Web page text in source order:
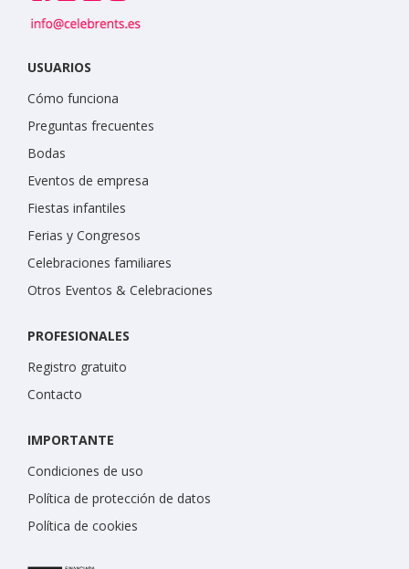
USUARIOS
Cómo funciona
Preguntas frecuentes
Bodas
Eventos de empresa
Fiestas infantiles
Ferias y Congresos
Celebraciones familiares
Otros Eventos & Celebraciones
PROFESIONALES
Registro gratuito
Contacto
IMPORTANTE
Condiciones de uso
Política de protección de datos
Política de cookies